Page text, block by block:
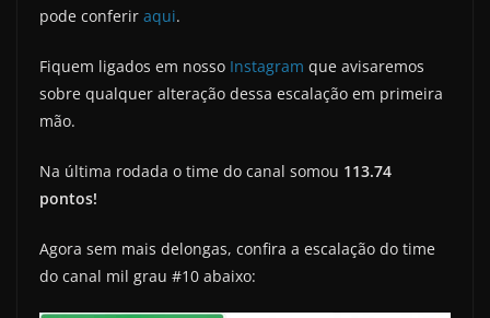
pode conferir aqui.
Fiquem ligados em nosso Instagram que avisaremos
sobre qualquer alteração dessa escalação em primeira
mão.
Na última rodada o time do canal somou 113.74
pontos!
Agora sem mais delongas, confira a escalação do time
do canal mil grau #10 abaixo: